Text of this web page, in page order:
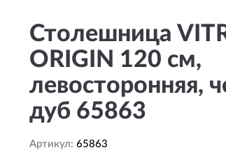
Столешница
ORIGIN 120 см,
левосторонняя,
дуб 65863
Артикул: 65863